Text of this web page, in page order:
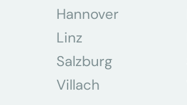
Hannover
Linz
Salzburg
Villach